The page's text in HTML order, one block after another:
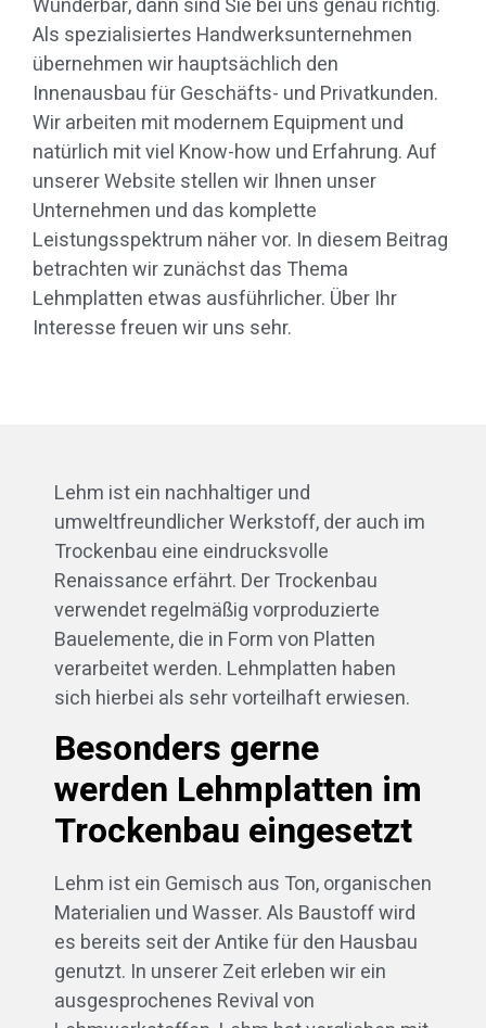
Wunderbar, dann sind Sie bei uns genau richtig.
Als spezialisiertes Handwerksunternehmen
übernehmen wir hauptsächlich den
Innenausbau für Geschäfts- und Privatkunden.
Wir arbeiten mit modernem Equipment und
natürlich mit viel Know-how und Erfahrung. Auf
unserer Website stellen wir Ihnen unser
Unternehmen und das komplette
Leistungsspektrum näher vor. In diesem Beitrag
betrachten wir zunächst das Thema
Lehmplatten etwas ausführlicher. Über Ihr
Interesse freuen wir uns sehr.
Lehm ist ein nachhaltiger und
umweltfreundlicher Werkstoff, der auch im
Trockenbau eine eindrucksvolle
Renaissance erfährt. Der Trockenbau
verwendet regelmäßig vorproduzierte
Bauelemente, die in Form von Platten
verarbeitet werden. Lehmplatten haben
sich hierbei als sehr vorteilhaft erwiesen.
Besonders gerne
werden Lehmplatten im
Trockenbau eingesetzt
Lehm ist ein Gemisch aus Ton, organischen
Materialien und Wasser. Als Baustoff wird
es bereits seit der Antike für den Hausbau
genutzt. In unserer Zeit erleben wir ein
ausgesprochenes Revival von